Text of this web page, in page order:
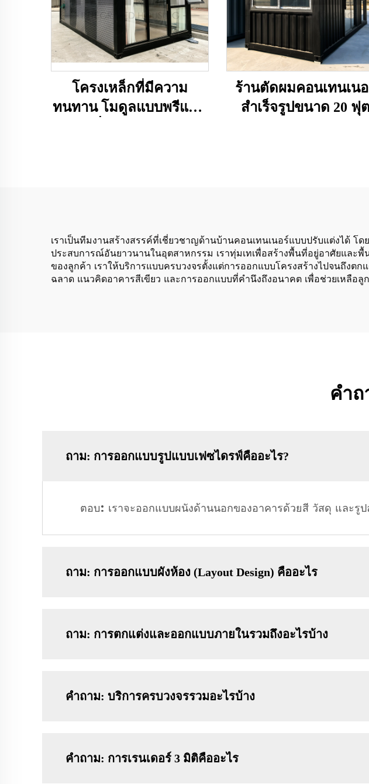
โครงเหล็กที่มีความ
ทนทาน โมดูลแบบพรีแฟบ
ร้านตัดผมคอนเทนเน
สำเร็จรูปขนาด 20 ฟุต
เราเป็นทีมงานสร้างสรรค์ที่เชี่ยวชาญด้านบ้านคอนเทนเนอร์แบบปรับแต่งได้
ประสบการณ์อันยาวนานในอุตสาหกรรม เราทุ่มเทเพื่อสร้างพื้นที่อยู่อาศัยแล
ของลูกค้า เราให้บริการแบบครบวงจรตั้งแต่การออกแบบโครงสร้างไปจนถึง
ฉลาด แนวคิดอาคารสีเขียว และการออกแบบที่คำนึงถึงอนาคต เพื่อช่วยเหลื
คำ
ถาม: การออกแบบรูปแบบเฟซไดรฟ์คืออะไร?
ตอบ: เราจะออกแบบผนังด้านนอกของอาคารด้วยสี วัสดุ และ
ถาม: การออกแบบผังห้อง (Layout Design) คืออะไร
ถาม: การตกแต่งและออกแบบภายในรวมถึงอะไรบ้าง
คำถาม: บริการครบวงจรรวมอะไรบ้าง
คำถาม: การเรนเดอร์ 3 มิติคืออะไร